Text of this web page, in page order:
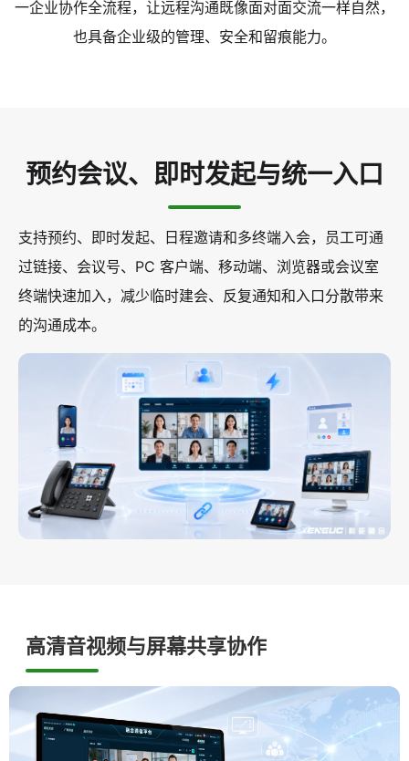
一企业协作全流程，让远程沟通既像面对面交流一样自然，
也具备企业级的管理、安全和留痕能力。
预约会议、即时发起与统一入口
支持预约、即时发起、日程邀请和多终端入会，员工可通
过链接、会议号、PC 客户端、移动端、浏览器或会议室
终端快速加入，减少临时建会、反复通知和入口分散带来
的沟通成本。
高清音视频与屏幕共享协作